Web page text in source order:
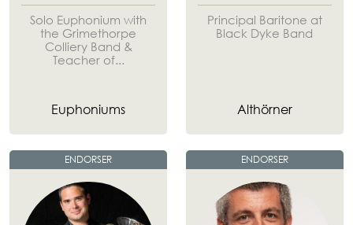
Solo Euphonium with
the Grimethorpe
Colliery Band &
Teacher of...
Euphoniums
Principal Baritone at
Black Dyke Band
Althörner
ENDORSER ENDORSER